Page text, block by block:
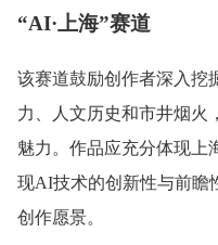
“AI·上海”赛道
该赛道鼓励创作者深入挖
力、人文历史和市井烟火
魅力。作品应充分体现上
现AI技术的创新性与前瞻
创作愿景。